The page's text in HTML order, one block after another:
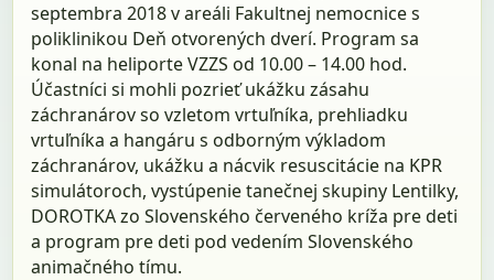
septembra 2018 v areáli Fakultnej nemocnice s
poliklinikou Deň otvorených dverí. Program sa
konal na heliporte VZZS od 10.00 – 14.00 hod.
Účastníci si mohli pozrieť ukážku zásahu
záchranárov so vzletom vrtuľníka, prehliadku
vrtuľníka a hangáru s odborným výkladom
záchranárov, ukážku a nácvik resuscitácie na KPR
simulátoroch, vystúpenie tanečnej skupiny Lentilky,
DOROTKA zo Slovenského červeného kríža pre deti
a program pre deti pod vedením Slovenského
animačného tímu.